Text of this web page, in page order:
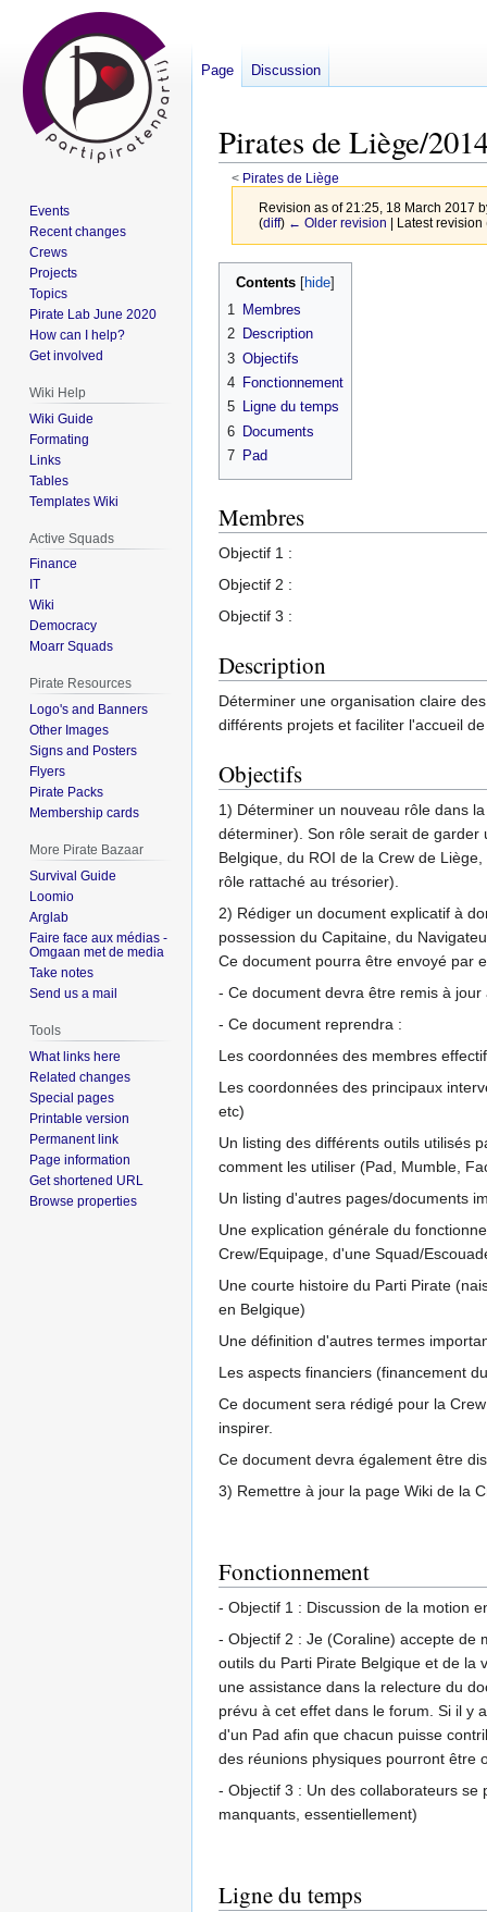
Pirates de Liège/
< Pirates de Liège
Revision as of 21:25, 18 March 2017
(diff) ← Older revision | Latest
Jump
Jump
Contents
1 Membres
2 Description
3 Objectifs
4 Fonctionnement
5 Ligne du temps
6 Documents
7 Pad
Membres
Objectif 1 :
Objectif 2 :
Objectif 3 :
Description
Déterminer une organisation claire
différents projets et faciliter l'accueil
Objectifs
1) Déterminer un nouveau rôle dans
déterminer). Son rôle serait de
Belgique, du ROI de la Crew de
rôle rattaché au trésorier).
2) Rédiger un document explicatif à
possession du Capitaine, du
Ce document pourra être envoyé par
- Ce document devra être remis à
- Ce document reprendra :
Les coordonnées des membres
Les coordonnées des principaux
etc)
Un listing des différents outils utilisés
comment les utiliser (Pad, Mumble,
Un listing d'autres pages/documents
Une explication générale du
Crew/Equipage, d'une Squad/
Une courte histoire du Parti Pirate
en Belgique)
Une définition d'autres termes
Les aspects financiers (financement
Ce document sera rédigé pour la
inspirer.
Ce document devra également être
3) Remettre à jour la page Wiki de la
Fonctionnement
- Objectif 1 : Discussion de la motion
- Objectif 2 : Je (Coraline) accepte de
outils du Parti Pirate Belgique et de la
une assistance dans la relecture du
prévu à cet effet dans le forum. Si il y
d'un Pad afin que chacun puisse
des réunions physiques pourront être
- Objectif 3 : Un des collaborateurs
manquants, essentiellement)
Ligne du temps
Page Discussion
Events
Recent changes
Crews
Projects
Topics
Pirate Lab June 2020
How can I help?
Get involved
Wiki Help
Wiki Guide
Formating
Links
Tables
Templates Wiki
Active Squads
Finance
IT
Wiki
Democracy
Moarr Squads
Pirate Resources
Logo's and Banners
Other Images
Signs and Posters
Flyers
Pirate Packs
Membership cards
More Pirate Bazaar
Survival Guide
Loomio
Arglab
Faire face aux médias -
Omgaan met de media
Take notes
Send us a mail
Tools
What links here
Related changes
Special pages
Printable version
Permanent link
Page information
Get shortened URL
Browse properties